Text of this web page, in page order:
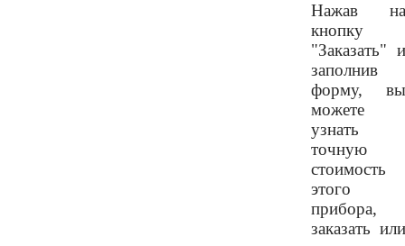
Нажав на
кнопку
"Заказать" и
заполнив
форму, вы
можете
узнать
точную
стоимость
этого
прибора,
заказать или